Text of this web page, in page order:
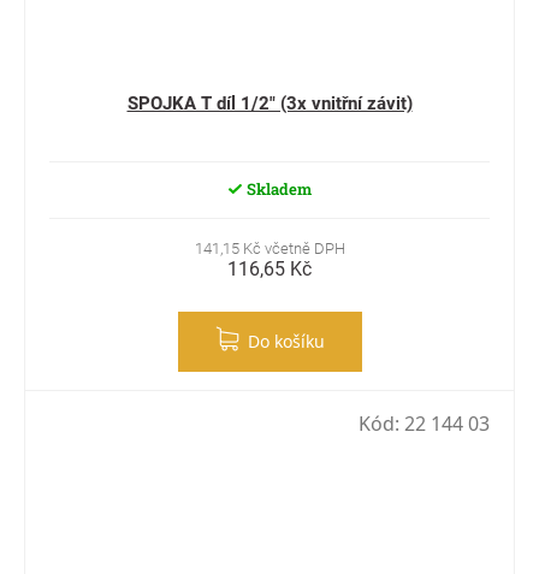
SPOJKA T díl 1/2" (3x vnitřní závit)
Skladem
141,15 Kč včetně DPH
116,65 Kč
Do košíku
Kód: 22 144 03